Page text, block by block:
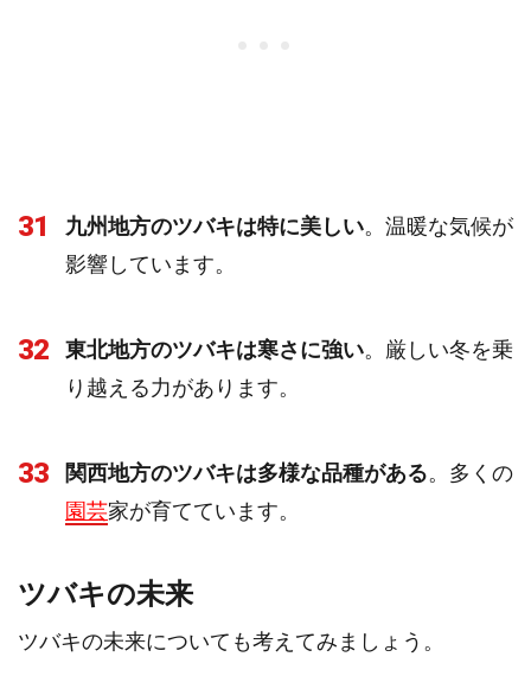
31 九州地方のツバキは特に美しい。温暖な気候が
影響しています。
32 東北地方のツバキは寒さに強い。厳しい冬を乗
り越える力があります。
33 関西地方のツバキは多様な品種がある。多くの
園芸家が育てています。
ツバキの未来
ツバキの未来についても考えてみましょう。